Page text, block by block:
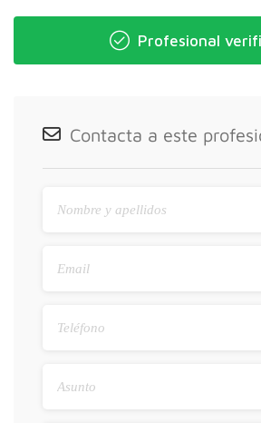
Profesional
Contacta a este